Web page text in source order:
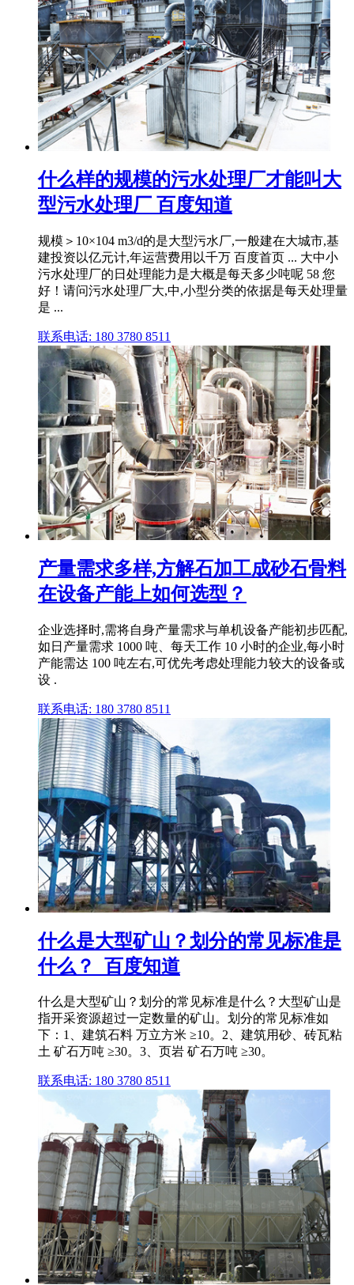
什么样的规模的污水处理厂才能叫大
型污水处理厂 百度知道
规模＞10×104 m3/d的是大型污水厂,一般建在大城市,基
建投资以亿元计,年运营费用以千万 百度首页 ... 大中小
污水处理厂的日处理能力是大概是每天多少吨呢 58 您
好！请问污水处理厂大,中,小型分类的依据是每天处理量
是 ...
联系电话: 180 3780 8511
产量需求多样,方解石加工成砂石骨料
在设备产能上如何选型？
企业选择时,需将自身产量需求与单机设备产能初步匹配,
如日产量需求 1000 吨、每天工作 10 小时的企业,每小时
产能需达 100 吨左右,可优先考虑处理能力较大的设备或
设 .
联系电话: 180 3780 8511
什么是大型矿山？划分的常见标准是
什么？_百度知道
什么是大型矿山？划分的常见标准是什么？大型矿山是
指开采资源超过一定数量的矿山。划分的常见标准如
下：1、建筑石料 万立方米 ≥10。2、建筑用砂、砖瓦粘
土 矿石万吨 ≥30。3、页岩 矿石万吨 ≥30。
联系电话: 180 3780 8511